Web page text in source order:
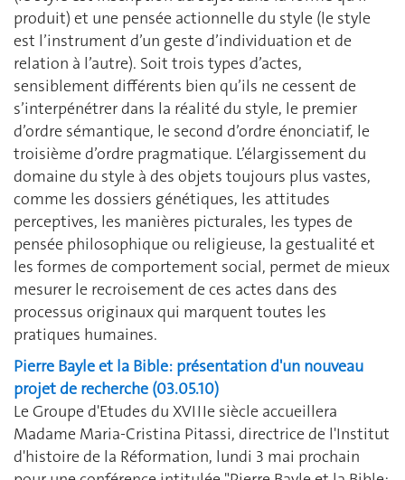
produit) et une pensée actionnelle du style (le style
est l’instrument d’un geste d’individuation et de
relation à l’autre). Soit trois types d’actes,
sensiblement différents bien qu’ils ne cessent de
s’interpénétrer dans la réalité du style, le premier
d’ordre sémantique, le second d’ordre énonciatif, le
troisième d’ordre pragmatique. L’élargissement du
domaine du style à des objets toujours plus vastes,
comme les dossiers génétiques, les attitudes
perceptives, les manières picturales, les types de
pensée philosophique ou religieuse, la gestualité et
les formes de comportement social, permet de mieux
mesurer le recroisement de ces actes dans des
processus originaux qui marquent toutes les
pratiques humaines.
Pierre Bayle et la Bible: présentation d'un nouveau
projet de recherche (03.05.10)
Le Groupe d'Etudes du XVIIIe siècle accueillera
Madame Maria-Cristina Pitassi, directrice de l'Institut
d'histoire de la Réformation, lundi 3 mai prochain